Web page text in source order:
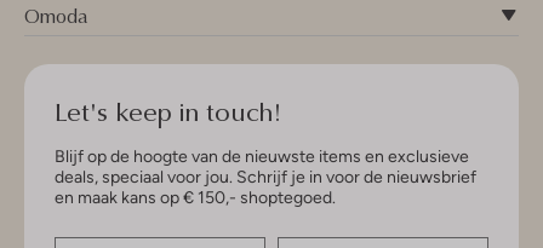
Omoda
Let's keep in touch!
Blijf op de hoogte van de nieuwste items en exclusieve
deals, speciaal voor jou. Schrijf je in voor de nieuwsbrief
en maak kans op € 150,- shoptegoed.